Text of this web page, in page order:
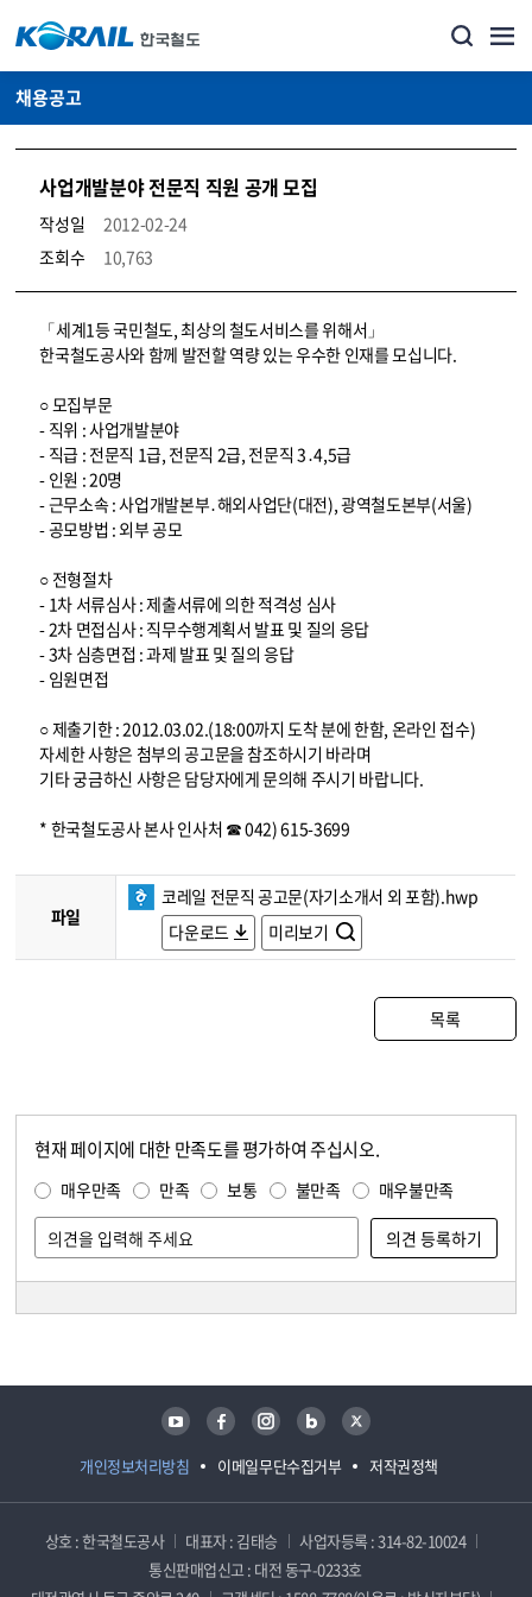
채용공고
사업개발분야 전문직 직원 공개 모집
작성일
2012-02-24
조회수
10,763
코레일소개_경영공시_채용공고 상세보기 – 내용, 파일, 담당자 연락처로 구성
「세계1등 국민철도, 최상의 철도서비스를 위해서」
한국철도공사와 함께 발전할 역량 있는 우수한 인재를 모십니다.
○ 모집부문
- 직위 : 사업개발분야
- 직급 : 전문직 1급, 전문직 2급, 전문직 3․4,5급
- 인원 : 20명
- 근무소속 : 사업개발본부․해외사업단(대전), 광역철도본부(서울)
- 공모방법 : 외부 공모
○ 전형절차
- 1차 서류심사 : 제출서류에 의한 적격성 심사
- 2차 면접심사 : 직무수행계획서 발표 및 질의 응답
- 3차 심층면접 : 과제 발표 및 질의 응답
- 임원면접
○ 제출기한 : 2012.03.02.(18:00까지 도착 분에 한함, 온라인 접수)
자세한 사항은 첨부의 공고문을 참조하시기 바라며
기타 궁금하신 사항은 담당자에게 문의해 주시기 바랍니다.
* 한국철도공사 본사 인사처 ☎ 042) 615-3699
파일
코레일 전문직 공고문(자기소개서 외 포함).hwp
다운로드
미리보기
목록
현재 페이지에 대한 만족도를 평가하여 주십시오.
매우만족 만족 보통 불만족 매우불만족
개인정보처리방침 이메일무단수집거부 저작권정책
유튜브 페이스북 인스타그램 블로그 트위터
상호 : 한국철도공사 대표자 : 김태승
사업자등록 : 314-82-10024
통신판매업신고 : 대전 동구-0233호